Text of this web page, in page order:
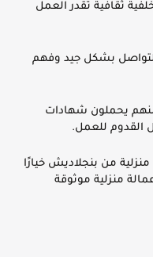
ثقافية تقدر العمل
بشكل جيد وفهم
يحملون شهادات
القدوم للعمل.
من بنجلاديش خيارًا
منزلية موثوقة